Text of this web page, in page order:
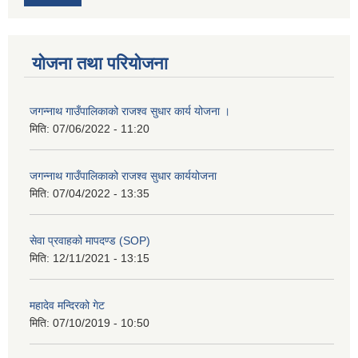
योजना तथा परियोजना
जगन्नाथ गाउँपालिकाको राजश्व सुधार कार्य योजना ।
मिति: 07/06/2022 - 11:20
जगन्नाथ गाउँपालिकाको राजश्व सुधार कार्ययोजना
मिति: 07/04/2022 - 13:35
सेवा प्रवाहको मापदण्ड (SOP)
मिति: 12/11/2021 - 13:15
महादेव मन्दिरको गेट
मिति: 07/10/2019 - 10:50